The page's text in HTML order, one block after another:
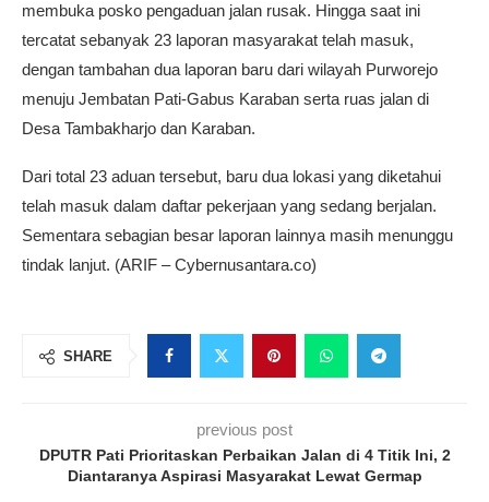
membuka posko pengaduan jalan rusak. Hingga saat ini
tercatat sebanyak 23 laporan masyarakat telah masuk,
dengan tambahan dua laporan baru dari wilayah Purworejo
menuju Jembatan Pati-Gabus Karaban serta ruas jalan di
Desa Tambakharjo dan Karaban.
Dari total 23 aduan tersebut, baru dua lokasi yang diketahui
telah masuk dalam daftar pekerjaan yang sedang berjalan.
Sementara sebagian besar laporan lainnya masih menunggu
tindak lanjut. (ARIF – Cybernusantara.co)
SHARE
previous post
DPUTR Pati Prioritaskan Perbaikan Jalan di 4 Titik Ini, 2
Diantaranya Aspirasi Masyarakat Lewat Germap